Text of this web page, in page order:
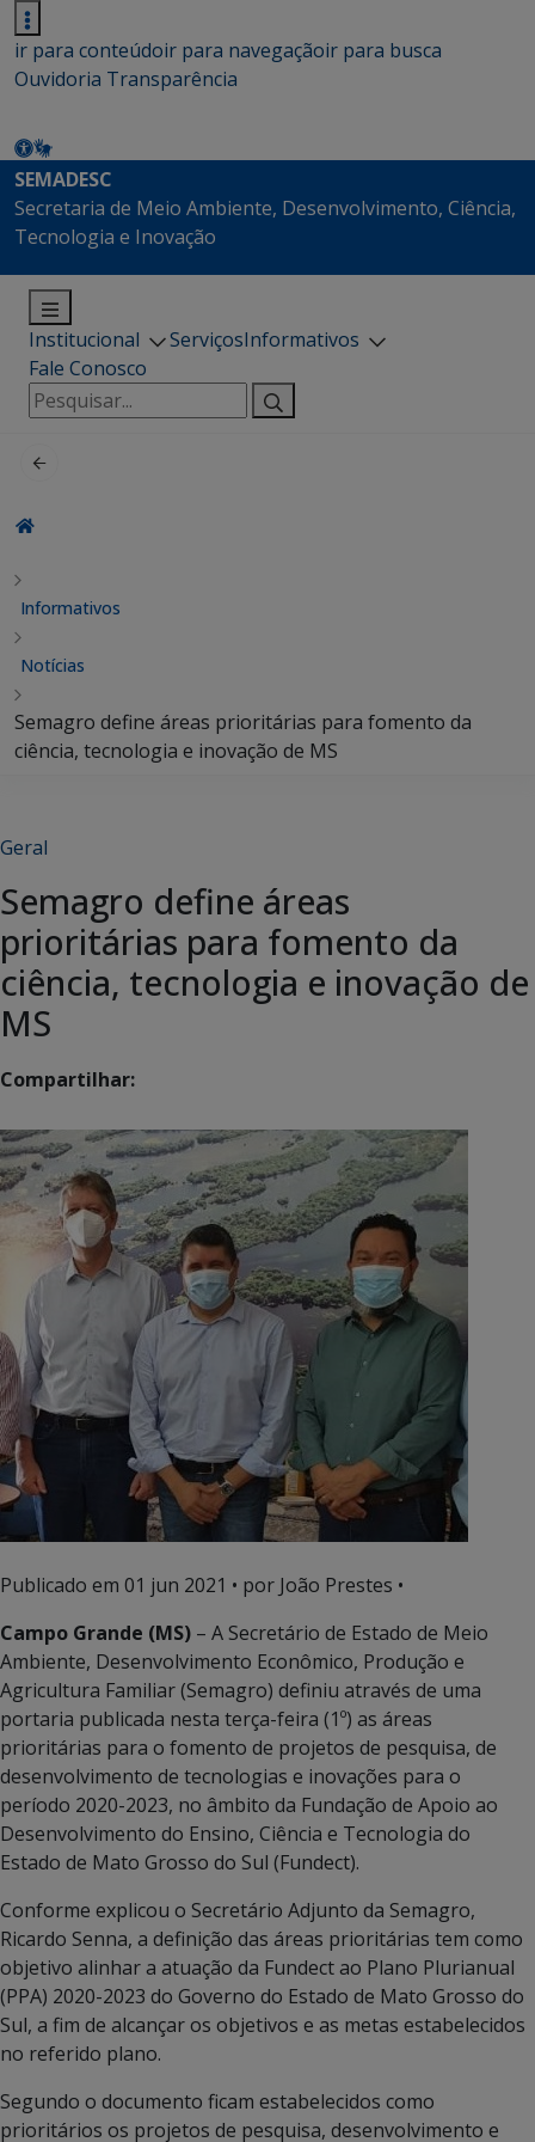
ir para conteúdoir para navegaçãoir para busca
Ouvidoria Transparência
SEMADESC
Secretaria de Meio Ambiente, Desenvolvimento, Ciência,
Tecnologia e Inovação
Institucional ServiçosInformativos
Fale Conosco
Pesquisar
por:
Informativos
Notícias
Semagro define áreas prioritárias para fomento da
ciência, tecnologia e inovação de MS
Geral
Semagro define áreas
prioritárias para fomento da
ciência, tecnologia e inovação de
MS
Compartilhar:
Publicado em 01 jun 2021 • por João Prestes •
Campo Grande (MS) – A Secretário de Estado de Meio
Ambiente, Desenvolvimento Econômico, Produção e
Agricultura Familiar (Semagro) definiu através de uma
portaria publicada nesta terça-feira (1º) as áreas
prioritárias para o fomento de projetos de pesquisa, de
desenvolvimento de tecnologias e inovações para o
período 2020-2023, no âmbito da Fundação de Apoio ao
Desenvolvimento do Ensino, Ciência e Tecnologia do
Estado de Mato Grosso do Sul (Fundect).
Conforme explicou o Secretário Adjunto da Semagro,
Ricardo Senna, a definição das áreas prioritárias tem como
objetivo alinhar a atuação da Fundect ao Plano Plurianual
(PPA) 2020-2023 do Governo do Estado de Mato Grosso do
Sul, a fim de alcançar os objetivos e as metas estabelecidos
no referido plano.
Segundo o documento ficam estabelecidos como
prioritários os projetos de pesquisa, desenvolvimento e